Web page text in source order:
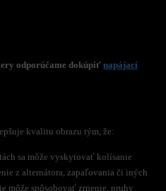
odporúčame dokúpiťnapájací
kvalitu obrazu tým, že:
sa môže vyskytovať kolísanie
z alternátora, zapaľovania či iných
môže spôsobovať zrnenie, pruhy